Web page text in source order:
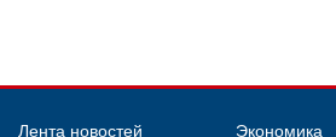
Лента новостей Экономика